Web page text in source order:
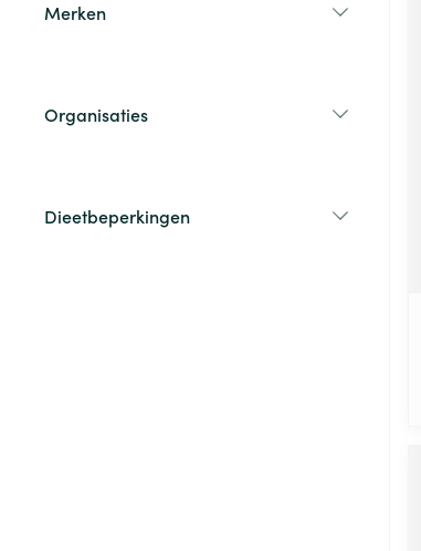
Merken
Organisaties
Dieetbeperkingen